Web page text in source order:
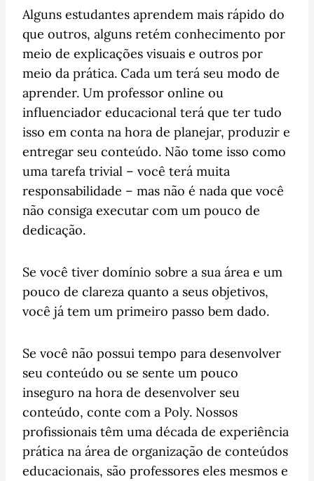
Alguns estudantes aprendem mais rápido do
que outros, alguns retém conhecimento por
meio de explicações visuais e outros por
meio da prática. Cada um terá seu modo de
aprender. Um professor online ou
influenciador educacional terá que ter tudo
isso em conta na hora de planejar, produzir e
entregar seu conteúdo. Não tome isso como
uma tarefa trivial – você terá muita
responsabilidade – mas não é nada que você
não consiga executar com um pouco de
dedicação.
Se você tiver domínio sobre a sua área e um
pouco de clareza quanto a seus objetivos,
você já tem um primeiro passo bem dado.
Se você não possui tempo para desenvolver
seu conteúdo ou se sente um pouco
inseguro na hora de desenvolver seu
conteúdo, conte com a Poly. Nossos
profissionais têm uma década de experiência
prática na área de organização de conteúdos
educacionais, são professores eles mesmos e